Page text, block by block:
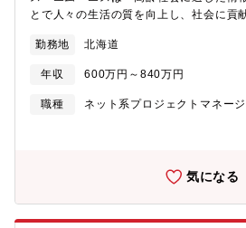
とで人々の生活の質を向上し、社会に貢
超高齢社会に突入したことで多くの社会
が、人々のニーズや関心の高まりをビジ
え、「高齢社会×情報」を切り口に「医
「ヘルスケア」「シニアライフ」領域で
グループ企業として圧倒的業界トップを
エス・エム・エスグループの機能子会社
事業成長と価値最大化を牽引する重要な
社の最大の強みは、「プロフェッショナ
高度な業務設計力にあります。顧客との
勤務地 北海道
年収 600万円～840万円
職種
ネット系プロジェクトマネー
気になる